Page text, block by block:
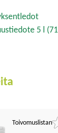
5 l
Toivomuslistan